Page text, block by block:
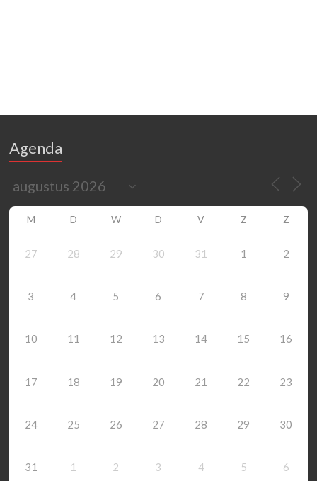
Agenda
M D W D V Z Z
27 28 29 30 31 1 2
3 4 5 6 7 8 9
10 11 12 13 14 15 16
17 18 19 20 21 22 23
24 25 26 27 28 29 30
31 1 2 3 4 5 6